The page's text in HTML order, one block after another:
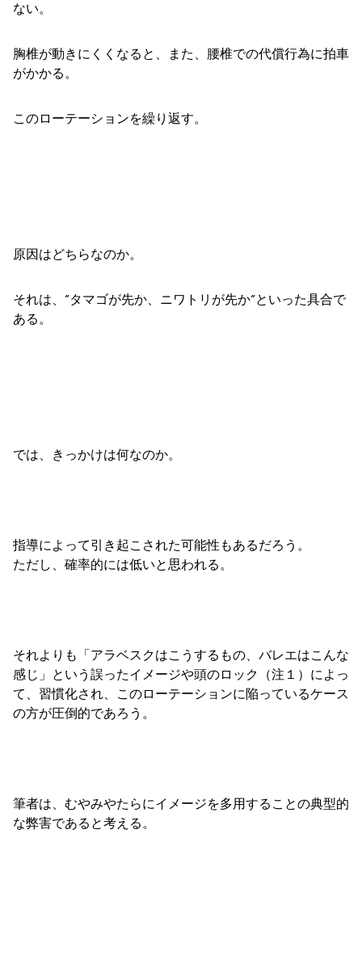
ない。
胸椎が動きにくくなると、また、腰椎での代償行為に拍車
がかかる。
このローテーションを繰り返す。
原因はどちらなのか。
それは、”タマゴが先か、ニワトリが先か”といった具合で
ある。
では、きっかけは何なのか。
指導によって引き起こされた可能性もあるだろう。
ただし、確率的には低いと思われる。
それよりも「アラベスクはこうするもの、バレエはこんな
感じ」という誤ったイメージや頭のロック（注１）によっ
て、習慣化され、このローテーションに陥っているケース
の方が圧倒的であろう。
筆者は、むやみやたらにイメージを多用することの典型的
な弊害であると考える。